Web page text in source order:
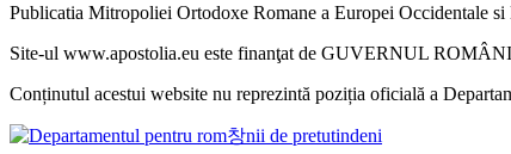
Publicatia Mitropoliei Ortodoxe Romane a Europei Occidentale
Site-ul www.apostolia.eu este finanţat de GUVERNUL
Conținutul acestui website nu reprezintă poziția oficială a